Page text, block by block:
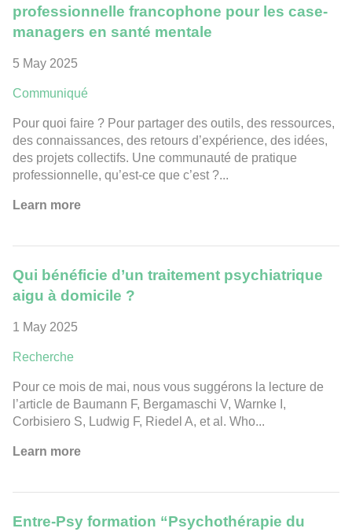
professionnelle francophone pour les case-
managers en santé mentale
5 May 2025
Communiqué
Pour quoi faire ? Pour partager des outils, des ressources,
des connaissances, des retours d’expérience, des idées,
des projets collectifs. Une communauté de pratique
professionnelle, qu’est-ce que c’est ?...
Learn more
Qui bénéficie d’un traitement psychiatrique
aigu à domicile ?
1 May 2025
Recherche
Pour ce mois de mai, nous vous suggérons la lecture de
l’article de Baumann F, Bergamaschi V, Warnke I,
Corbisiero S, Ludwig F, Riedel A, et al. Who...
Learn more
Entre-Psy formation “Psychothérapie du